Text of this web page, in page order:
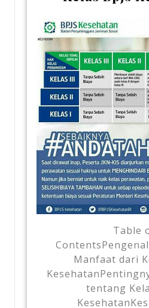
Table
Manfaat dari
tentang